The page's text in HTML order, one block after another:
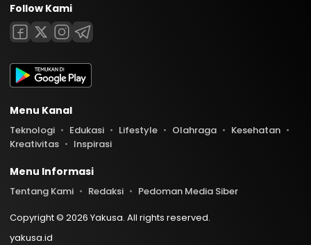
Follow Kami
Menu Kanal
Teknologi Edukasi Lifestyle Olahraga
Kesehatan
Kreativitas
Inspirasi
Menu Informasi
Tentang Kami Redaksi
Pedoman Media Siber
Copyright © 2026 Yakusa. All rights reserved.
yakusa.id